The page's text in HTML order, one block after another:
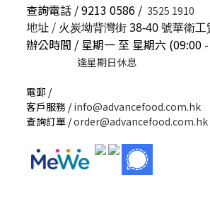
查詢電話 / 9213 0586 / 3525 1910
地址 / 火炭坳背灣街 38-40 號華衛
辦公時間 / 星期一 至 星期六 (09:00
逢星期日休息
電郵 /
客戶服務 /info@advancefood.com.hk
查詢訂單 /order@advancefood.com.hk